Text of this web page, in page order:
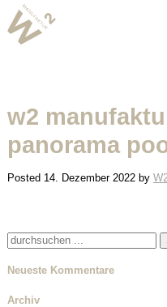
Leistungen
Team
w2
panorama
Posted 14. Dezember 2022by
Suche
Neueste Kommentare
Archiv